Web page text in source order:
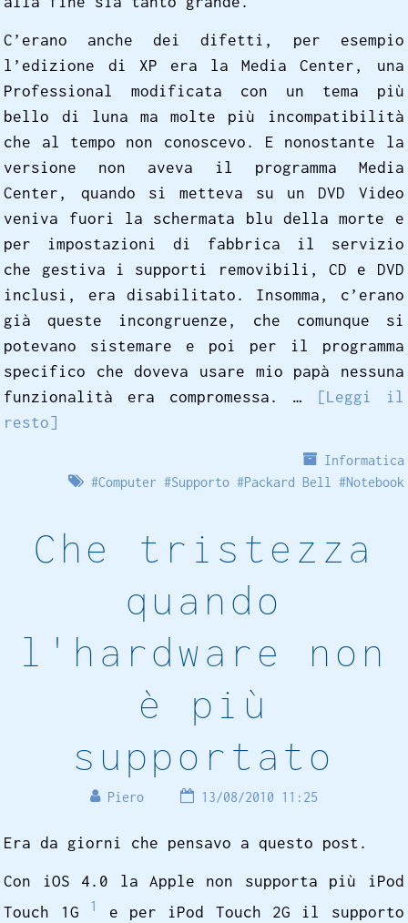
C’erano anche dei difetti, per esempio
l’edizione di XP era la Media Center, una
Professional modificata con un tema più
bello di luna ma molte più incompatibilità
che al tempo non conoscevo. E nonostante la
versione non aveva il programma Media
Center, quando si metteva su un DVD Video
veniva fuori la schermata blu della morte e
per impostazioni di fabbrica il servizio
che gestiva i supporti removibili, CD e DVD
inclusi, era disabilitato. Insomma, c’erano
già queste incongruenze, che comunque si
potevano sistemare e poi per il programma
specifico che doveva usare mio papà nessuna
funzionalità era compromessa. …
[Leggi il
resto]
Informatica
#Computer #Supporto#Packard Bell #Notebook
Che tristezza
quando
l'hardware non
è più
supportato
Piero 13/08/2010 11:25
Era da giorni che pensavo a questo post.
Con iOS 4.0 la Apple non supporta più iPod
Touch 1G
1
e per iPod Touch 2G il supporto